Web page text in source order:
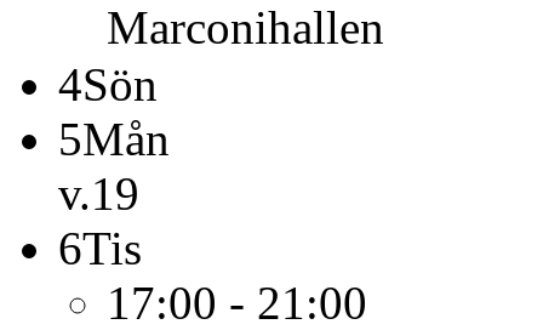
Marconihallen
4Sön
5Mån
v.19
6Tis
17:00 - 21:00